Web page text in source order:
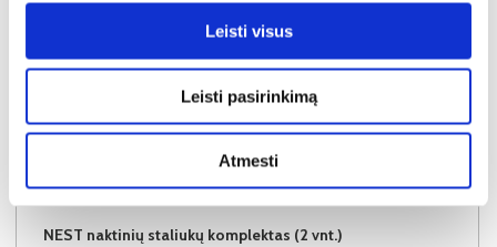
Leisti visus
Leisti pasirinkimą
Atmesti
IŠPARDAVIMAS YRA SANDĖLYJE
NEST naktinių staliukų komplektas (2 vnt.)